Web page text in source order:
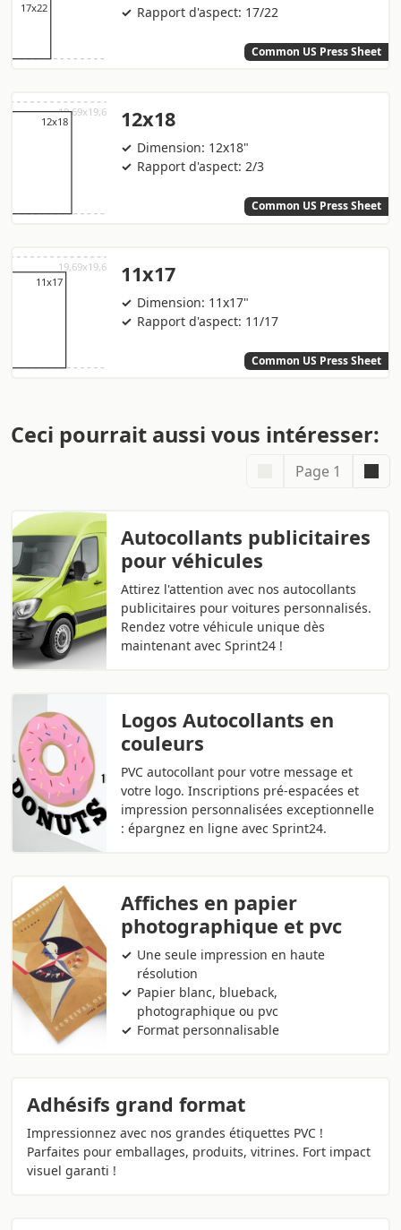
Rapport d'aspect: 17/22
Common US Press Sheet
12x18
Dimension: 12x18"
Rapport d'aspect: 2/3
Common US Press Sheet
11x17
Dimension: 11x17"
Rapport d'aspect: 11/17
Common US Press Sheet
Ceci pourrait aussi vous intéresser:
Page 1
Autocollants publicitaires
pour véhicules
Attirez l'attention avec nos autocollants
publicitaires pour voitures personnalisés.
Rendez votre véhicule unique dès
maintenant avec Sprint24 !
Logos Autocollants en
couleurs
PVC autocollant pour votre message et
votre logo. Inscriptions pré-espacées et
impression personnalisées exceptionnelle
: épargnez en ligne avec Sprint24.
Affiches en papier
photographique et pvc
Une seule impression en haute
résolution
Papier blanc, blueback,
photographique ou pvc
Format personnalisable
Adhésifs grand format
Impressionnez avec nos grandes étiquettes PVC !
Parfaites pour emballages, produits, vitrines. Fort impact
visuel garanti !